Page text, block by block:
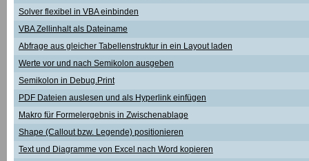
Solver flexibel in VBA einbinden
VBA Zellinhalt als Dateiname
Abfrage aus gleicher Tabellenstruktur in ein Layout laden
Werte vor und nach Semikolon ausgeben
Semikolon in Debug.Print
PDF Dateien auslesen und als Hyperlink einfügen
Makro für Formelergebnis in Zwischenablage
Shape (Callout bzw. Legende) positionieren
Text und Diagramme von Excel nach Word kopieren